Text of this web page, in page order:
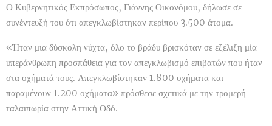
Ο Κυβερνητικός Εκπρόσωπος, Γιάννης Οικονόμου, δήλωσε σε
συνέντευξή του ότι απεγκλωβίστηκαν περίπου 3.500 άτομα.
«Ήταν μια δύσκολη νύχτα, όλο το βράδυ βρισκόταν σε εξέλιξη μία
υπεράνθρωπη προσπάθεια για τον απεγκλωβισμό επιβατών που ήταν
στα οχήματά τους. Απεγκλωβίστηκαν 1.800 οχήματα και
παραμένουν 1.200 οχήματα» πρόσθεσε σχετικά με την τρομερή
ταλαιπωρία στην Αττική Οδό.